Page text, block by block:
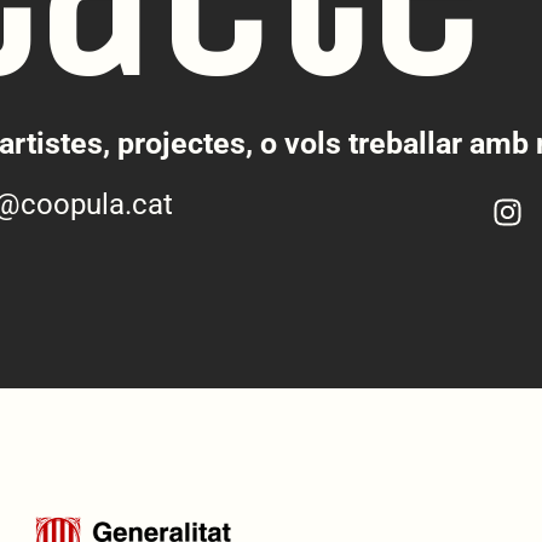
projectes, o vols treballar amb